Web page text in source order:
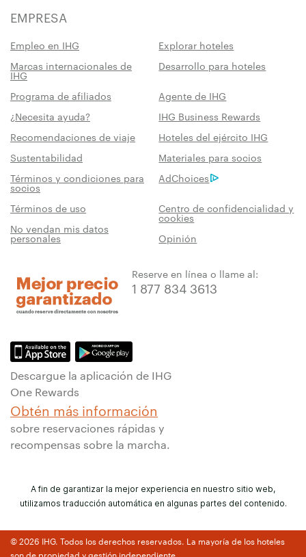
EMPRESA
Empleo en IHG
Explorar hoteles
Marcas internacionales de
IHG
Desarrollo para hoteles
Programa de afiliados
Agente de IHG
¿Necesita ayuda?
IHG Business Rewards
Recomendaciones de viaje
Hoteles del ejército IHG
Sustentabilidad
Materiales para socios
Términos y condiciones para
socios
AdChoices
Términos de uso Centro de confidencialidad y
cookies
No vendan mis datos
personales Opinión
Reserve en línea o llame al:
1 877 834 3613
Descargue la aplicación de IHG
One Rewards
Obtén más información
sobre reservaciones rápidas y
recompensas sobre la marcha.
A fin de garantizar la mejor experiencia en nuestro sitio web,
utilizamos traducción automática en algunas partes del contenido.
© 2026 IHG. Todos los derechos reservados. La mayoría de los hoteles